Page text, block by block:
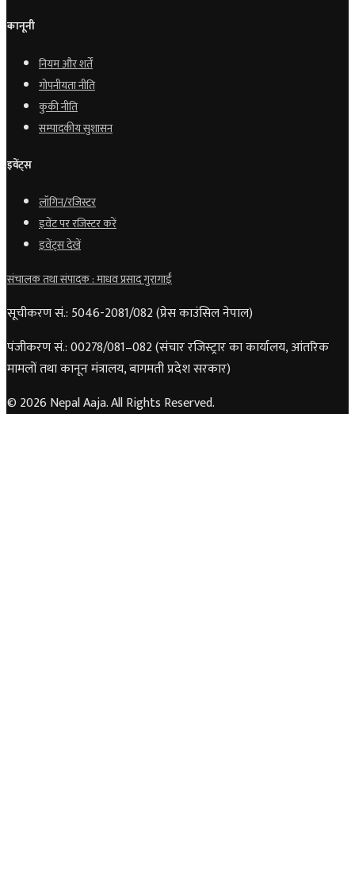
कानूनी
नियम और शर्तें
गोपनीयता नीति
कुकी नीति
सम्पादकीय सुशासन
इवेंट्स
लॉगिन/रजिस्टर
इवेंट पर रजिस्टर करें
इवेंट्स देखें
संचालक तथा संपादक : माधव प्रसाद गुरागाईं
सूचीकरण सं.: 5046-2081/082 (प्रेस काउंसिल नेपाल)
पंजीकरण सं.: 00278/081–082 (संचार रजिस्ट्रार का कार्यालय, आंतरिक
मामलों तथा कानून मंत्रालय, बागमती प्रदेश सरकार)
© 2026 Nepal Aaja. All Rights Reserved.